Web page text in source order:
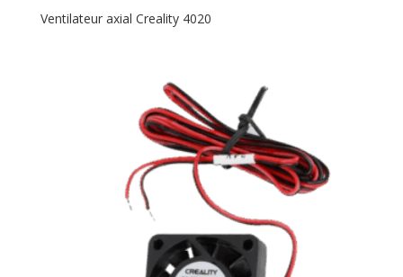
Ventilateur axial Creality 4020